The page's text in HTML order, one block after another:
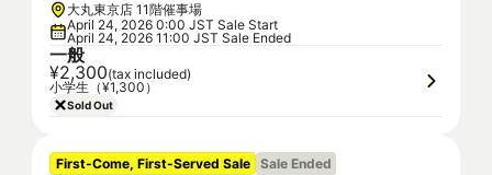
大丸東京店 11階催事場
April 24, 2026 0:00 JST Sale Start
April 24, 2026 11:00 JST Sale Ended
一般
¥2,300(tax included)
小学生（¥1,300）
Sold Out
First-Come, First-Served Sale Sale Ended